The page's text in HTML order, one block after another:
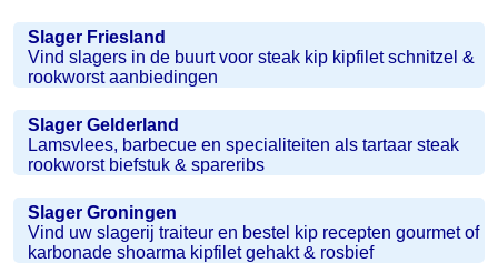
Slager Friesland
Vind slagers in de buurt voor steak kip kipfilet schnitzel &
rookworst aanbiedingen
Slager Gelderland
Lamsvlees, barbecue en specialiteiten als tartaar steak
rookworst biefstuk & spareribs
Slager Groningen
Vind uw slagerij traiteur en bestel kip recepten gourmet of
karbonade shoarma kipfilet gehakt & rosbief